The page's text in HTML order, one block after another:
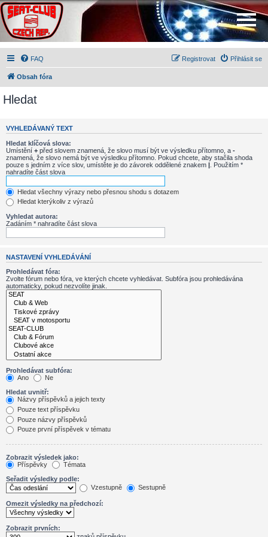
FAQ Přihlásit se
Registrovat
Obsah fóra
Hledat
VYHLEDÁVANÝ TEXT
Hledat klíčová slova:
Umístění + před slovem znamená, že slovo musí být ve výsledku přítomno, a -
znamená, že slovo nemá být ve výsledku přítomno. Pokud chcete, aby stačila shoda
pouze s jedním z více slov, umístěte je do závorek oddělené znakem | . Použitím *
nahradíte část slova
Hledat všechny výrazy nebo přesnou shodu s dotazem
Hledat kterýkoliv z výrazů
Vyhledat autora:
Zadáním * nahradíte část slova
NASTAVENÍ VYHLEDÁVÁNÍ
Prohledávat fóra:
Zvolte fórum nebo fóra, ve kterých chcete vyhledávat. Subfóra jsou prohledávána
automaticky, pokud nezvolíte jinak.
Prohledávat subfóra:
Ano
Ne
Hledat uvnitř:
Názvy příspěvků a jejich texty
Pouze text příspěvku
Pouze názvy příspěvků
Pouze první příspěvek v tématu
Zobrazit výsledek jako:
Příspěvky
Témata
Seřadit výsledky podle:
Vzestupně
Sestupně
Omezit výsledky na předchozí:
Zobrazit prvních: